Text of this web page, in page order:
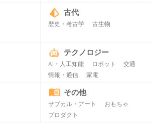
古代
歴史・考古学 古生物
テクノロジー
AI・人工知能 ロボット
交通
情報・通信
家電
その他
サブカル・アート
おもちゃ
プロダクト